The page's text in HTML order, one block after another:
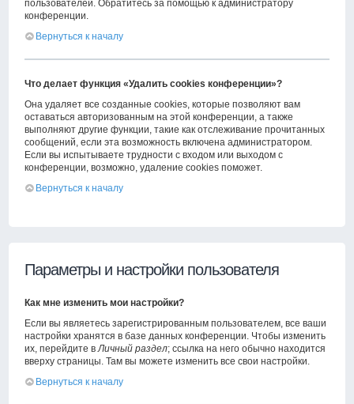
пользователей. Обратитесь за помощью к администратору
конференции.
Вернуться к началу
Что делает функция «Удалить cookies конференции»?
Она удаляет все созданные cookies, которые позволяют вам
оставаться авторизованным на этой конференции, а также
выполняют другие функции, такие как отслеживание прочитанных
сообщений, если эта возможность включена администратором.
Если вы испытываете трудности с входом или выходом с
конференции, возможно, удаление cookies поможет.
Вернуться к началу
Параметры и настройки пользователя
Как мне изменить мои настройки?
Если вы являетесь зарегистрированным пользователем, все ваши
настройки хранятся в базе данных конференции. Чтобы изменить
их, перейдите вЛичный раздел; ссылка на него обычно находится
вверху страницы. Там вы можете изменить все свои настройки.
Вернуться к началу